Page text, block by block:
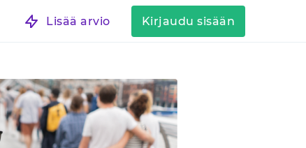
Lisää arvio Kirjaudu sisään